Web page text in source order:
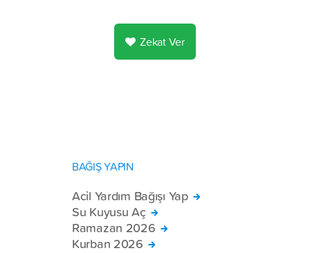
Zekat Ver
BAĞIŞ YAPIN
Acil Yardım Bağışı Yap
Su Kuyusu Aç
Ramazan 2026
Kurban 2026